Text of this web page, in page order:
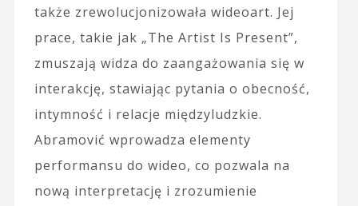
także zrewolucjonizowała wideoart. Jej
prace, takie jak „The Artist Is Present”,
zmuszają widza do zaangażowania się w
interakcję, stawiając pytania o obecność,
intymność i relacje międzyludzkie.
Abramović wprowadza elementy
performansu do wideo, co pozwala na
nową interpretację i zrozumienie